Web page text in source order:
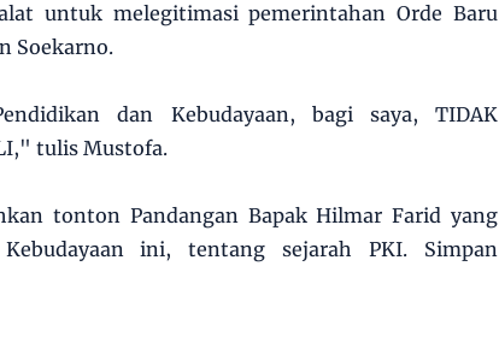
untuk melegitimasi pemerintahan Orde Baru
Soekarno.
dan Kebudayaan, bagi saya, TIDAK
tulis Mustofa.
tonton Pandangan Bapak Hilmar Farid yang
ini, tentang sejarah PKI. Simpan